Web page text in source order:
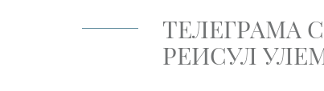
ТЕЛЕГРАМА
РЕИСУЛ